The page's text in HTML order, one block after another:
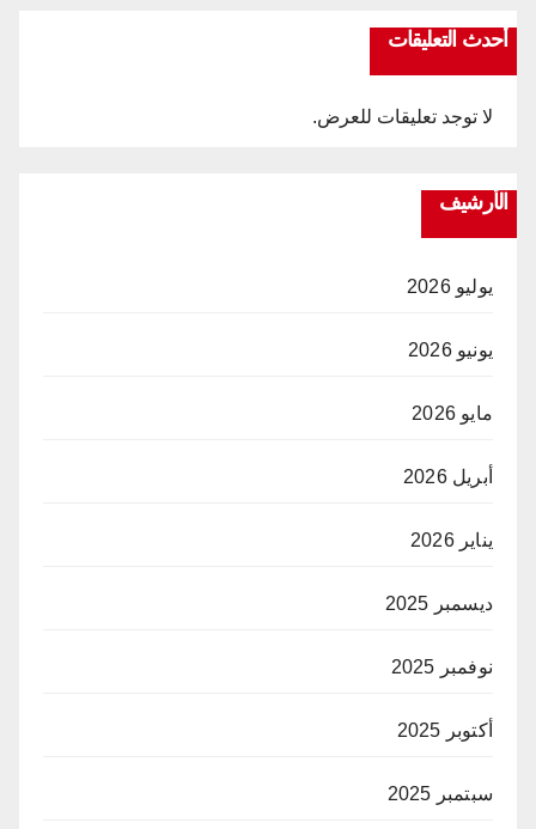
أحدث التعليقات
لا توجد تعليقات للعرض.
الأرشيف
يوليو 2026
يونيو 2026
مايو 2026
أبريل 2026
يناير 2026
ديسمبر 2025
نوفمبر 2025
أكتوبر 2025
سبتمبر 2025